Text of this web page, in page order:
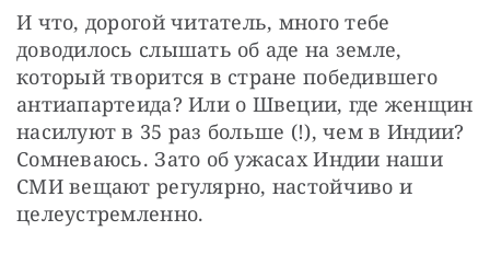
И что, дорогой читатель, много тебе
доводилось слышать об аде на земле,
который творится в стране победившего
антиапартеида? Или о Швеции, где женщин
насилуют в 35 раз больше (!), чем в Индии?
Сомневаюсь. Зато об ужасах Индии наши
СМИ вещают регулярно, настойчиво и
целеустремленно.